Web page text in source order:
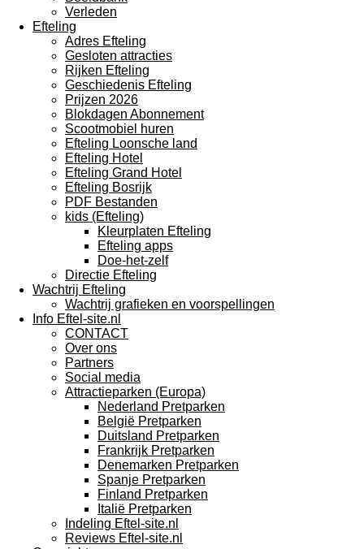
Verleden
Efteling
Adres Efteling
Gesloten attracties
Rijken Efteling
Geschiedenis Efteling
Prijzen 2026
Blokdagen Abonnement
Scootmobiel huren
Efteling Loonsche land
Efteling Hotel
Efteling Grand Hotel
Efteling Bosrijk
PDF Bestanden
kids (Efteling)
Kleurplaten Efteling
Efteling apps
Doe-het-zelf
Directie Efteling
Wachtrij Efteling
Wachtrij grafieken en voorspellingen
Info Eftel-site.nl
CONTACT
Over ons
Partners
Social media
Attractieparken (Europa)
Nederland Pretparken
België Pretparken
Duitsland Pretparken
Frankrijk Pretparken
Denemarken Pretparken
Spanje Pretparken
Finland Pretparken
Italië Pretparken
Indeling Eftel-site.nl
Reviews Eftel-site.nl